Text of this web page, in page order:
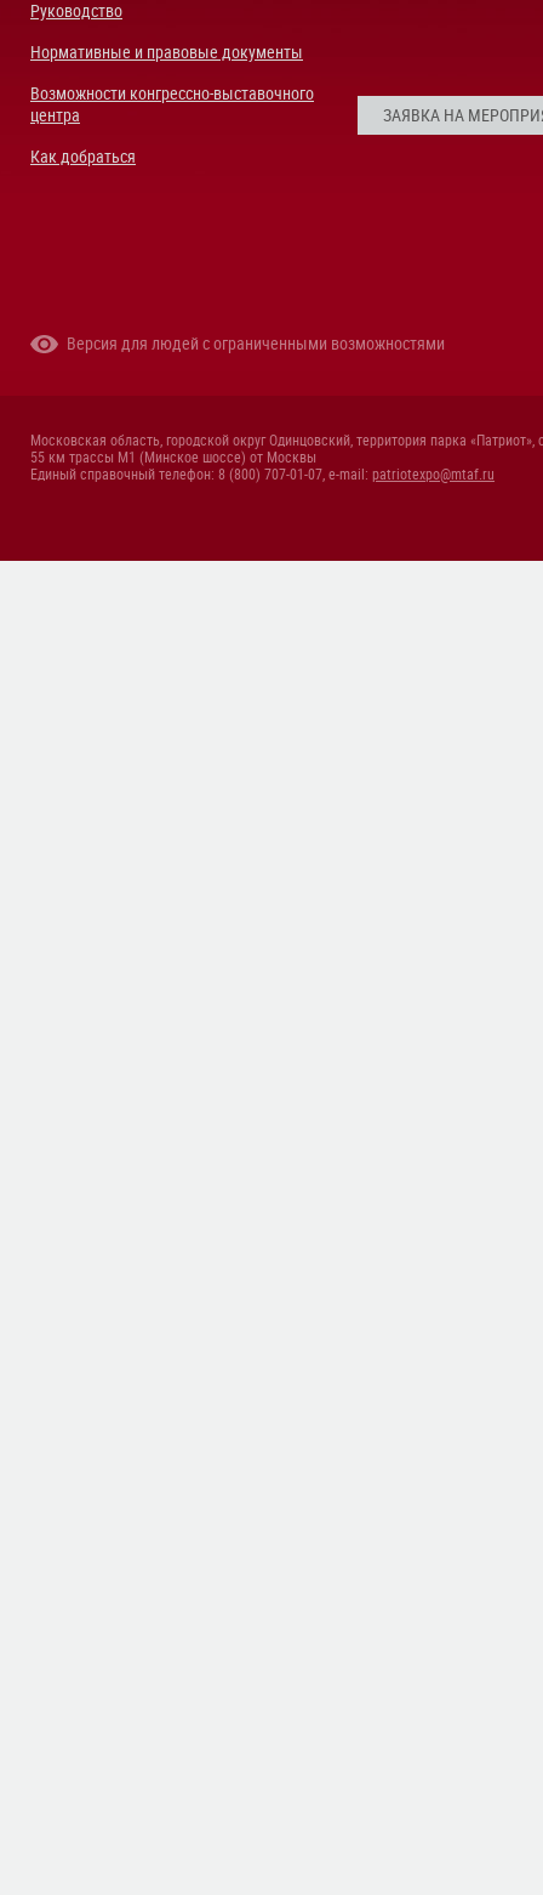
Руководство
Нормативные и правовые документы
Возможности конгрессно-выставочного
центра
Как добраться
ЗАЯВКА НА
Версия для людей с ограниченными возможностями
Московская область, городской округ Одинцовский, территория парка «Патриот»,
55 км трассы М1 (Минское шоссе) от Москвы
Единый справочный телефон: 8 (800) 707-01-07, e-mail: patriotexpo@mtaf.ru